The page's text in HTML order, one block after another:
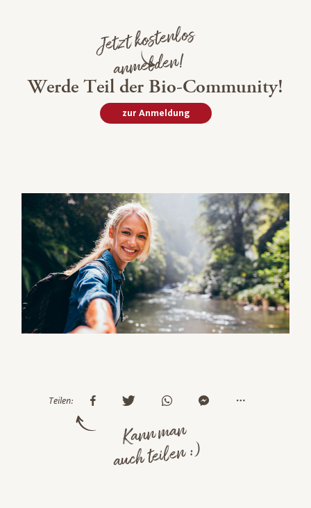
Jetzt kostenlos
an
melden!
Werde Teil der Bio-Community!
zur Anmeldung
Teilen:
Kann man
auch teilen :)